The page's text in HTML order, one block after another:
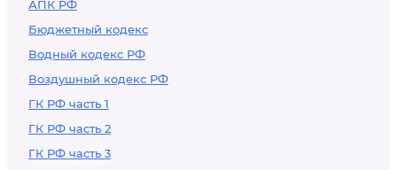
АПК РФ
Бюджетный кодекс
Водный кодекс РФ
Воздушный кодекс РФ
ГК РФ часть 1
ГК РФ часть 2
ГК РФ часть 3